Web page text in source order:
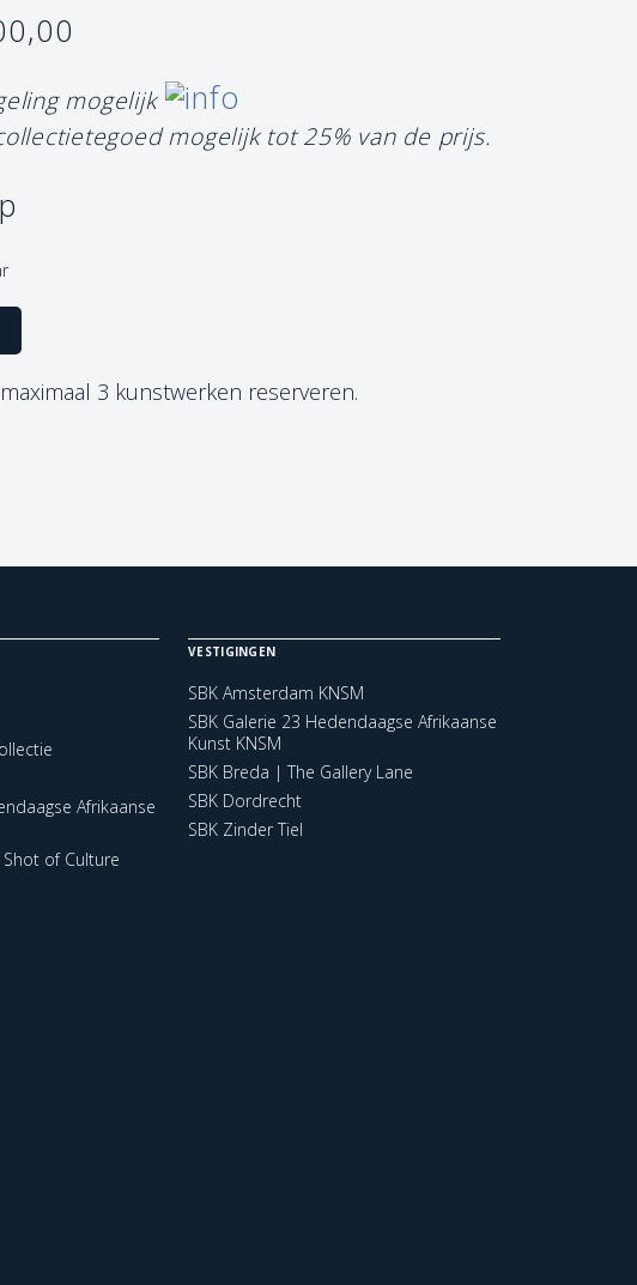
mogelijk
mogelijk tot 25% van de prijs.
maximaal 3 kunstwerken reserveren.
Afrikaanse
Shot of Culture
VESTIGINGEN
SBK Amsterdam KNSM
SBK Galerie 23 Hedendaagse Afrikaanse
Kunst KNSM
SBK Breda | The Gallery Lane
SBK Dordrecht
SBK Zinder Tiel